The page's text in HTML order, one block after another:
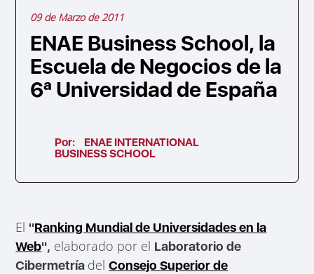
09 de Marzo de 2011
ENAE Business School, la
Escuela de Negocios de la
6ª Universidad de España
Por:
ENAE INTERNATIONAL
BUSINESS SCHOOL
El "Ranking Mundial de Universidades en la
Web", elaborado por el Laboratorio de
Cibermetría delConsejo Superior de